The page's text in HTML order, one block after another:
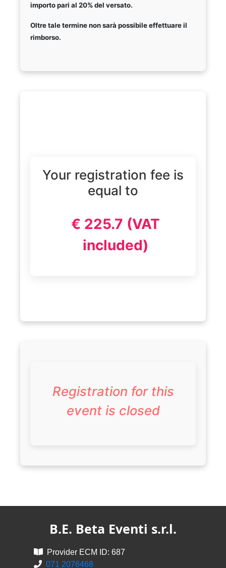
importo pari al 20% del versato.
Oltre tale termine non sarà possibile effettuare il
rimborso.
Your registration fee is
equal to
€ 225.7 (VAT
included)
Registration for this
event is closed
B.E. Beta Eventi s.r.l.
Provider ECM ID: 687
071 2076468